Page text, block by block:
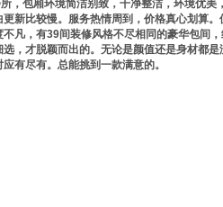
包厢环境简洁别致，干净整洁，环境优美
新比较慢。服务热情周到，价格真心划算
凡，有39间装修风格不尽相同的豪华包间
，才脱颖而出的。无论是颜值还是身材都
有尽有。总能挑到一款满意的。